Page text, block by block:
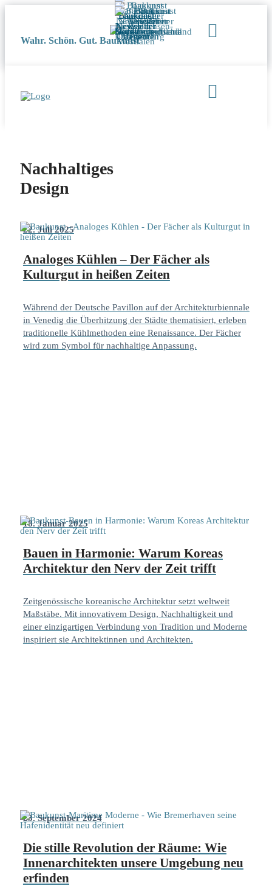
Wahr. Schön. Gut. Baukunst
Nachhaltiges
Design
22. Juli 2025
Analoges Kühlen – Der Fächer als
Kulturgut in heißen Zeiten
Während der Deutsche Pavillon auf der Architekturbiennale
in Venedig die Überhitzung der Städte thematisiert, erleben
traditionelle Kühlmethoden eine Renaissance. Der Fächer
wird zum Symbol für nachhaltige Anpassung.
18. Januar 2025
Bauen in Harmonie: Warum Koreas
Architektur den Nerv der Zeit trifft
Zeitgenössische koreanische Architektur setzt weltweit
Maßstäbe. Mit innovativem Design, Nachhaltigkeit und
einer einzigartigen Verbindung von Tradition und Moderne
inspiriert sie Architektinnen und Architekten.
23. September 2024
Die stille Revolution der Räume: Wie
Innenarchitekten unsere Umgebung neu
erfinden